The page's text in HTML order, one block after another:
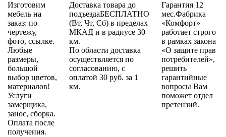
Изготовим
мебель на
заказ: по
чертежу,
фото, ссылке.
Любые
размеры,
большой
выбор цветов,
материалов!
Услуги
замерщика,
занос, сборка.
Оплата после
получения.
Доставка товара до
подъездаБЕСПЛАТНО
(Вт, Чт, Сб) в пределах
МКАД и в радиусе 30
км.
По области доставка
осуществляется по
согласованию, с
оплатой 30 руб. за 1
км.
Гарантия 12
мес.Фабрика
«Комфорт»
работает строго
в рамках закона
«О защите прав
потребителей»,
решить
гарантийные
вопросы Вам
поможет отдел
претензий.